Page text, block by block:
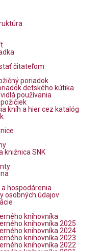
čitateľom
poriadok
detského kútika
používania
kníh a hier cez katalóg
knižnica SNK
hospodárenia
osobných údajov
knihovníka
knihovníka 2025
knihovníka 2024
knihovníka 2023
knihovníka 2022